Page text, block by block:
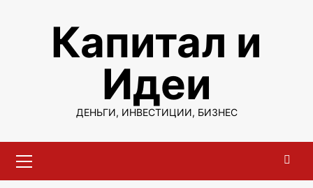
содержимомуКапитал и
Идеи
ДЕНЬГИ, ИНВЕСТИЦИИ, БИЗНЕС
меню